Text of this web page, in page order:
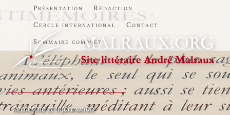
Présentation
Rédaction
Cercle international
Contact
Sommaire complet
Recherche et information